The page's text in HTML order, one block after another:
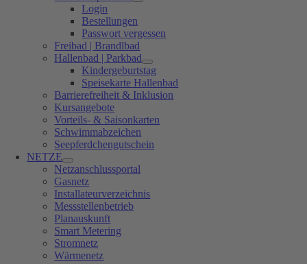
Login
Bestellungen
Passwort vergessen
Freibad | Brandlbad
Hallenbad | Parkbad
Kindergeburtstag
Speisekarte Hallenbad
Barrierefreiheit & Inklusion
Kursangebote
Vorteils- & Saisonkarten
Schwimmabzeichen
Seepferdchengutschein
NETZE
Netzanschlussportal
Gasnetz
Installateurverzeichnis
Messstellenbetrieb
Planauskunft
Smart Metering
Stromnetz
Wärmenetz